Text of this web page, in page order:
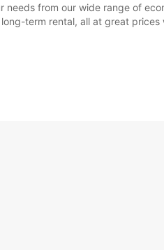
from our wide range of
term rental, all at great prices